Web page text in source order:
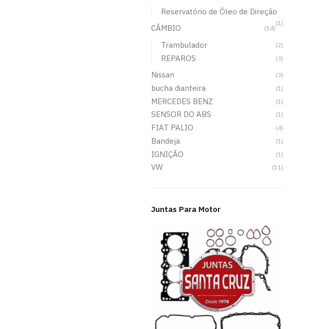
Reservatório de Óleo de Direção
(1)
CÂMBIO (14)
Trambulador (2)
REPAROS (3)
Nissan (3)
bucha dianteira (1)
MERCEDES BENZ (1)
SENSOR DO ABS (1)
FIAT PALIO (4)
Bandeja (1)
IGNIÇÃO (1)
VW (11)
Juntas Para Motor